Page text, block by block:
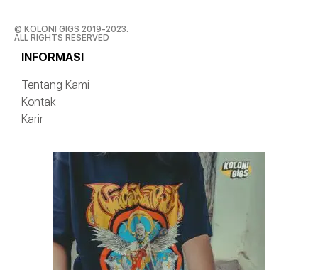
© KOLONI GIGS 2019-2023.
ALL RIGHTS RESERVED
INFORMASI
Tentang Kami
Kontak
Karir